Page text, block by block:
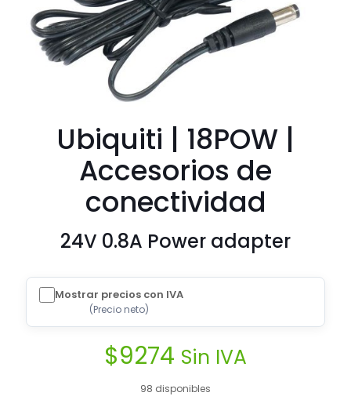
Ubiquiti | 18POW |
Accesorios de
conectividad
24V 0.8A Power adapter
Mostrar precios con IVA
(Precio neto)
$9274 Sin IVA
98 disponibles